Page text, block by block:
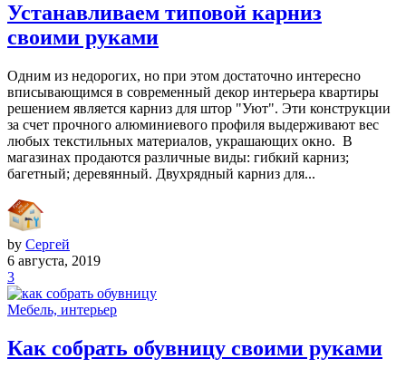
Устанавливаем типовой карниз
своими руками
Одним из недорогих, но при этом достаточно интересно
вписывающимся в современный декор интерьера квартиры
решением является карниз для штор "Уют". Эти конструкции
за счет прочного алюминиевого профиля выдерживают вес
любых текстильных материалов, украшающих окно. В
магазинах продаются различные виды: гибкий карниз;
багетный; деревянный. Двухрядный карниз для...
by Сергей
6 августа, 2019
3
Мебель, интерьер
Как собрать обувницу своими руками